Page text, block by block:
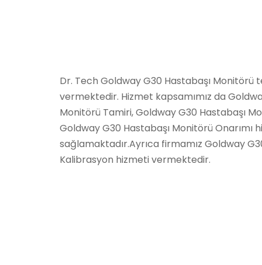
Dr. Tech Goldway G30 Hastabaşı Monitörü
vermektedir. Hizmet kapsamımız da
Monitörü Tamiri, Goldway G30 Hastabaşı
Goldway G30 Hastabaşı Monitörü Onarımı
sağlamaktadır.Ayrıca firmamız Goldway
Kalibrasyon hizmeti vermektedir.